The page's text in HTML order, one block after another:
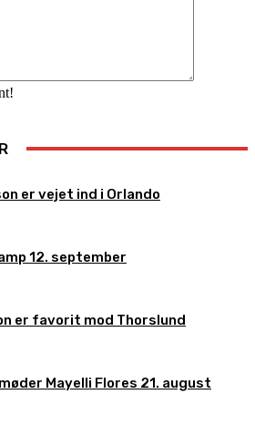
er vejet ind i Orlando
12. september
er favorit mod Thorslund
Mayelli Flores 21. august